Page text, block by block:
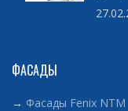
ФАСАДЫ
→ Фасады Fenix NTM